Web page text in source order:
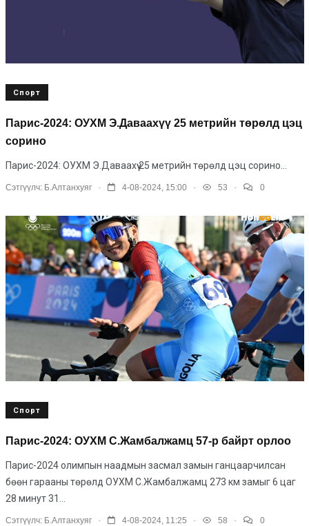
Спорт
Парис-2024: ОУХМ Э.Даваахүү 25 метрийн төрөлд цэц
сорино
Парис-2024: ОУХМ Э.Даваахүү 25 метрийн төрөлд цэц сорино...
Сэтгүүлч: Б.Алтанхуяг . 4-08-2024, 15:00 . 53 . 0
Спорт
Парис-2024: ОУХМ С.Жамбалжамц 57-р байрт орлоо
Парис-2024 олимпын наадмын засмал замын ганцаарчилсан
бөөн гарааны төрөлд ОУХМ С.Жамбалжамц 273 км замыг 6 цаг
28 минут 31...
Сэтгүүлч: Б.Алтанхуяг . 4-08-2024, 11:25 . 58 . 0